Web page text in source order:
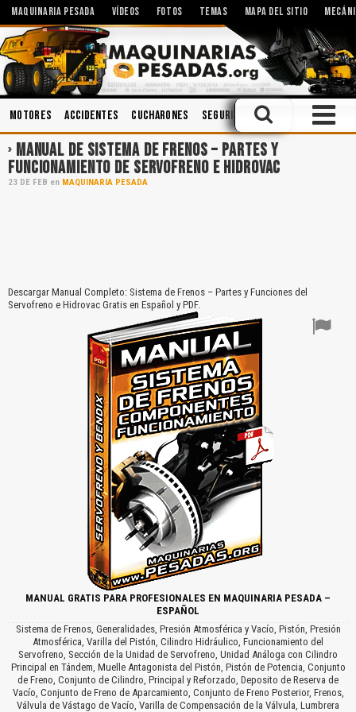
MAQUINARIA PESADA VÍDEOS FOTOS TEMAS MAPA DEL SITIO
Motores Accidentes Cucharones Seguridad Industrial Caja de
MANUAL DE SISTEMA DE FRENOS – PARTES Y
FUNCIONAMIENTO DE SERVOFRENO E HIDROVAC
23 DE FEB en MAQUINARIA PESADA
Descargar Manual Completo: Sistema de Frenos – Partes y Funciones del
Servofreno e Hidrovac Gratis en Español y PDF.
MANUAL GRATIS PARA PROFESIONALES EN MAQUINARIA PESADA –
ESPAÑOL
Sistema de Frenos, Generalidades, Presión Atmosférica y Vacío, Pistón, Presión
Atmosférica, Varilla del Pistón, Cilindro Hidráulico, Funcionamiento del
Servofreno, Sección de la Unidad de Servofreno, Unidad Análoga con Cilindro
Principal en Tándem, Muelle Antagonista del Pistón, Pistón de Potencia, Conjunto
de Freno, Conjunto de Cilindro, Principal y Reforzado, Deposito de Reserva de
Vacío, Conjunto de Freno de Aparcamiento, Conjunto de Freno Posterior, Frenos,
Válvula de Vástago de Vacío, Varilla de Compensación de la Válvula, Lumbrera